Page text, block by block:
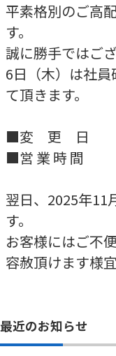
平素格別のご高
す。
誠に勝手ではご
6日（木）は社
て頂きます。
■変 更 日
■営 業 時 間
翌日、2025年11
す。
お客様にはご不
容赦頂けます様
最近のお知らせ